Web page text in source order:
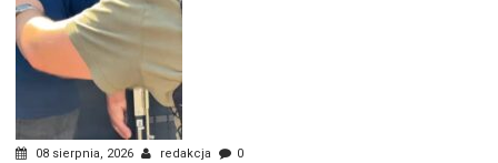
08 sierpnia, 2026 redakcja 0